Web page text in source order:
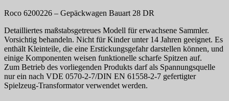
Roco 6200226 – Gepäckwagen Bauart 28 DR
Detailliertes maßstabsgetreues Modell für erwachsene Sammler.
Vorsichtig behandeln. Nicht für Kinder unter 14 Jahren geeignet. Es
enthält Kleinteile, die eine Erstickungsgefahr darstellen können, und
einige Komponenten weisen funktionelle scharfe Spitzen auf.
Zum Betrieb des vorliegenden Produkts darf als Spannungsquelle
nur ein nach VDE 0570-2-7/DIN EN 61558-2-7 gefertigter
Spielzeug-Transformator verwendet werden.